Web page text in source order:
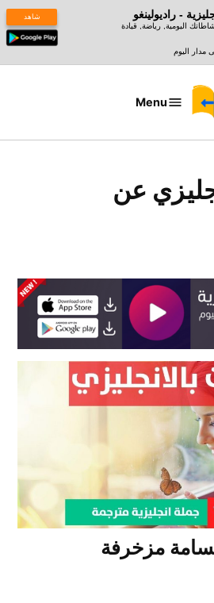
- راديولينغو
اليومية, رياضة, قيادة
مدار اليوم
شاهد
عبارات
Menu
عن
مزخرفة